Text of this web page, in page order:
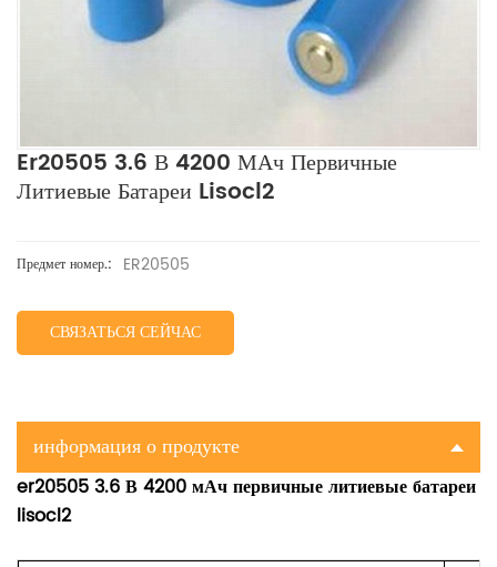
Er20505 3.6 В 4200 МАч Первичные
Литиевые Батареи Lisocl2
Предмет номер.: ER20505
СВЯЗАТЬСЯ СЕЙЧАС
информация о продукте
er20505 3.6 В 4200 мАч первичные литиевые батареи
lisocl2